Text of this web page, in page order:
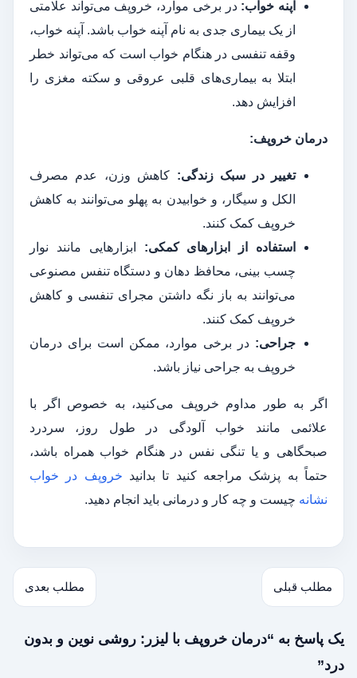
آپنه خواب: در برخی موارد، خروپف می‌تواند علامتی
از یک بیماری جدی به نام آپنه خواب باشد. آپنه خواب،
وقفه تنفسی در هنگام خواب است که می‌تواند خطر
ابتلا به بیماری‌های قلبی عروقی و سکته مغزی را
افزایش دهد.
درمان خروپف:
تغییر در سبک زندگی: کاهش وزن، عدم مصرف
الکل و سیگار، و خوابیدن به پهلو می‌توانند به کاهش
خروپف کمک کنند.
استفاده از ابزارهای کمکی: ابزارهایی مانند نوار
چسب بینی، محافظ دهان و دستگاه تنفس مصنوعی
می‌توانند به باز نگه داشتن مجرای تنفسی و کاهش
خروپف کمک کنند.
جراحی: در برخی موارد، ممکن است برای درمان
خروپف به جراحی نیاز باشد.
اگر به طور مداوم خروپف می‌کنید، به خصوص اگر با
علائمی مانند خواب آلودگی در طول روز، سردرد
صبحگاهی و یا تنگی نفس در هنگام خواب همراه باشد،
حتماً به پزشک مراجعه کنید تا بدانید خروپف در خواب
نشانه چیست و چه کار و درمانی باید انجام دهید.
مطلب قبلی مطلب بعدی
یک پاسخ به “درمان خروپف با لیزر: روشی نوین و بدون
درد”